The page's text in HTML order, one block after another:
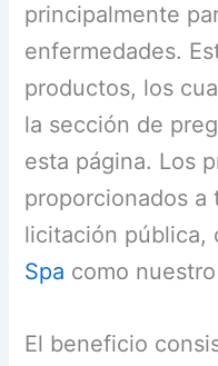
principalmente
enfermedades.
productos, los
la sección de
esta página. Los
proporcionados a
licitación pública,
Spa como
El beneficio